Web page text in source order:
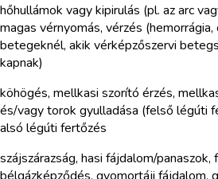
hőhullámok vagy kipirulás (pl. az arc
magas vérnyomás, vérzés (hemorrágia,
betegeknél, akik vérképzőszervi
kapnak)
köhögés, mellkasi szorító érzés,
és/vagy torok gyulladása (felső légúti
alsó légúti fertőzés
szájszárazság, hasi fájdalom/
bélgázképződés, gyomortáji fájdalom,